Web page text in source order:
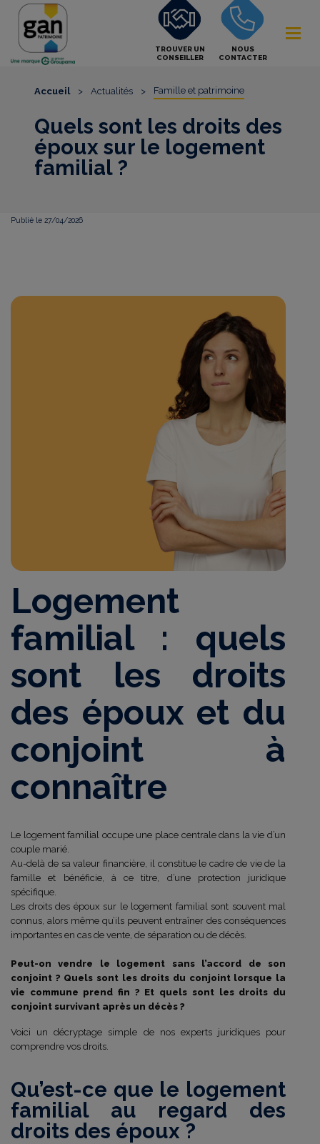
TROUVER UN
CONSEILLER
NOUS
CONTACTER
Accueil > Actualités > Famille et patrimoine
Quels sont les droits des
époux sur le logement
familial ?
Publié le 27/04/2026
Logement
familial : quels
sont les droits
des époux et du
conjoint à
connaître
Le logement familial occupe une place centrale dans la vie d’un
couple marié.
Au-delà de sa valeur financière, il constitue le cadre de vie de la
famille et bénéficie, à ce titre, d’une protection juridique
spécifique.
Les droits des époux sur le logement familial sont souvent mal
connus, alors même qu’ils peuvent entraîner des conséquences
importantes en cas de vente, de séparation ou de décès.
Peut-on vendre le logement sans l’accord de son
conjoint ? Quels sont les droits du conjoint lorsque la
vie commune prend fin ? Et quels sont les droits du
conjoint survivant après un décès ?
Voici un décryptage simple de nos experts juridiques pour
comprendre vos droits.
Qu’est-ce que le logement
familial au regard des
droits des époux ?